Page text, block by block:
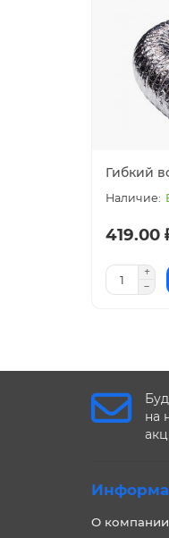
Гибкий
419.00
на
О компании